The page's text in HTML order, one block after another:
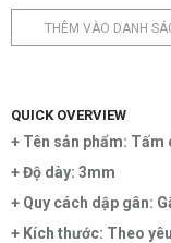
THÊM VÀO DANH
QUICK OVERVIEW
+ Tên sản phẩm:
+ Độ dày: 3mm
+ Quy cách dập gân:
+ Kích thước: Theo